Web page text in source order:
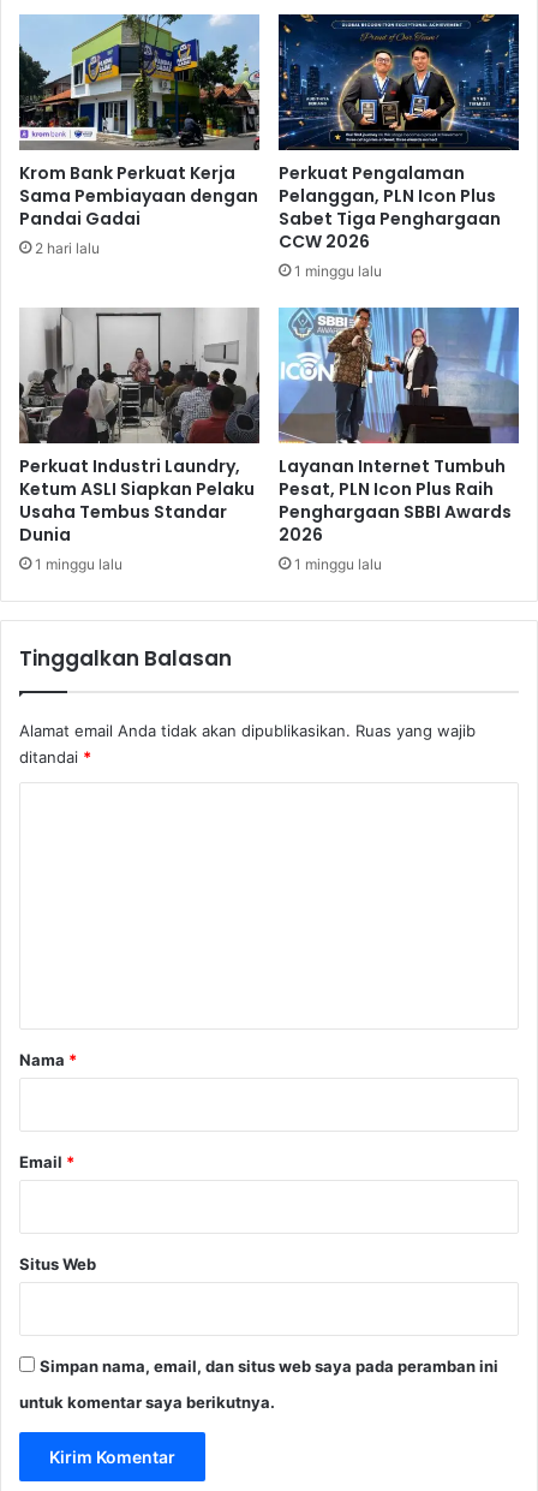
n
s
,
M
a
s
k
L
a
n
a
n
L
o
g
i
k
n
D
i
a
n
,
I
i
S
n
s
y
a
Krom Bank Perkuat Kerja
Sama Pembiayaan dengan
Pandai Gadai
2 hari lalu
Perkuat Pengalaman
Pelanggan, PLN Icon Plus
Sabet Tiga Penghargaan
CCW 2026
1 minggu lalu
Perkuat Industri Laundry,
Ketum ASLI Siapkan Pelaku
Usaha Tembus Standar
Dunia
1 minggu lalu
Layanan Internet Tumbuh
Pesat, PLN Icon Plus Raih
Penghargaan SBBI Awards
2026
1 minggu lalu
Tinggalkan Balasan
Alamat email Anda tidak akan dipublikasikan. Ruas yang wajib
ditandai *
rNama *
Email *
Situs Web
Simpan nama, email, dan situs web saya pada peramban ini
untuk komentar saya berikutnya.